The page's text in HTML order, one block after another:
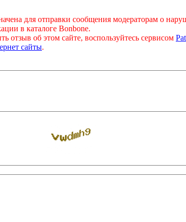
для отправки сообщения модераторам о
в каталоге Bonbone.
отзыв об этом сайте, воспользуйтесь сервисом
сайты.